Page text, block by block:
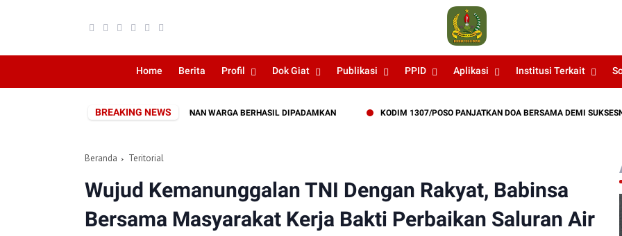
Home Berita Profil Dok Giat Publikasi PPID Aplikasi Institusi Terkait
BREAKING NEWS
LAHAN DEKAT PERKEBUNAN WARGA BERHASIL DIPADAMKAN KODIM 1307/POSO PANJATKAN DOA BERSAMA DEMI SUKSESNYA
Beranda Teritorial
Wujud Kemanunggalan TNI Dengan Rakyat, Babinsa
Bersama Masyarakat Kerja Bakti Perbaikan Saluran Air